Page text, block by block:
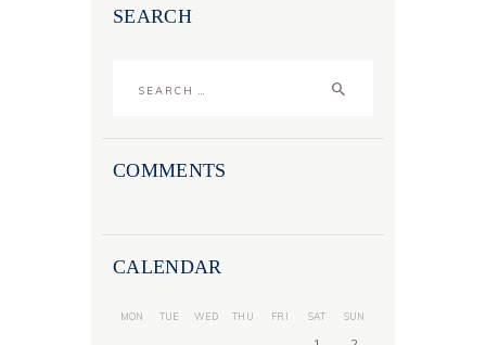
SEARCH
COMMENTS
CALENDAR
MON TUE WED THU FRI SAT SUN